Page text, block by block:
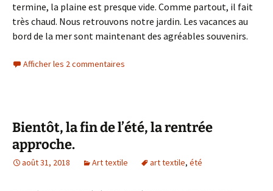
termine, la plaine est presque vide. Comme partout, il fait
très chaud. Nous retrouvons notre jardin. Les vacances au
bord de la mer sont maintenant des agréables souvenirs.
Afficher les 2 commentaires
Bientôt, la fin de l’été, la rentrée
approche.
août 31, 2018 Art textile art textile, été